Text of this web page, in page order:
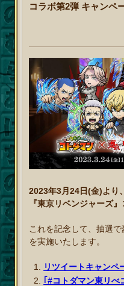
コラボ第2弾 キャンペ
2023年3月24日(金)より
『東京リベンジャーズ
これを記念して、抽選
を実施いたします。
リツイートキャンペ
｢#コトダマン東リ